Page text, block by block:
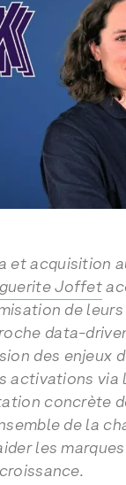
et acquisition
Joffet
de
data-
des enjeux
activations via
concrète
de la
les